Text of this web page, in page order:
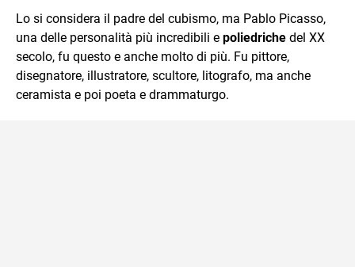
scrivere e non mi sono più fermata.
Lo si considera il padre del cubismo, ma Pablo Picasso,
una delle personalità più incredibili e poliedriche del XX
secolo, fu questo e anche molto di più. Fu pittore,
disegnatore, illustratore, scultore, litografo, ma anche
ceramista e poi poeta e drammaturgo.